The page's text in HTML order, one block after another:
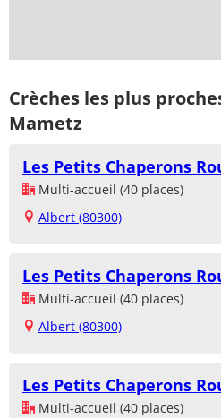
Crèches les plus
Mametz
Les Petits Chaperons
Multi-accueil (40 places)
Albert (80300)
Les Petits Chaperons
Multi-accueil (40 places)
Albert (80300)
Les Petits Chaperons
Multi-accueil (40 places)